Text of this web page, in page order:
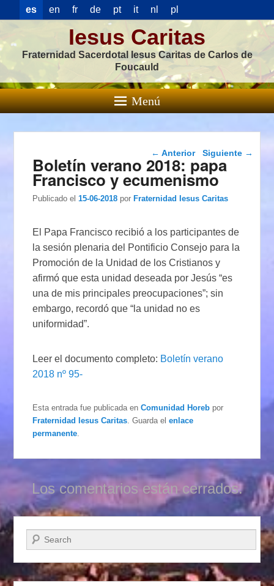
es en fr de pt it nl pl
Iesus Caritas
Fraternidad Sacerdotal Iesus Caritas de Carlos de
Foucauld
Menú
Navegación de
entradas
← Anterior Siguiente →
Boletín verano 2018: papa
Francisco y ecumenismo
Publicado el 15-06-2018 porFraternidad Iesus Caritas
El Papa Francisco recibió a los participantes de
la sesión plenaria del Pontificio Consejo para la
Promoción de la Unidad de los Cristianos y
afirmó que esta unidad deseada por Jesús “es
una de mis principales preocupaciones”; sin
embargo, recordó que “la unidad no es
uniformidad”.
Leer el documento completo: Boletín verano
2018 nº 95-
Esta entrada fue publicada enComunidad Horeb por
Fraternidad Iesus Caritas . Guarda elenlace
permanente
Los comentarios están cerrados.
Buscar